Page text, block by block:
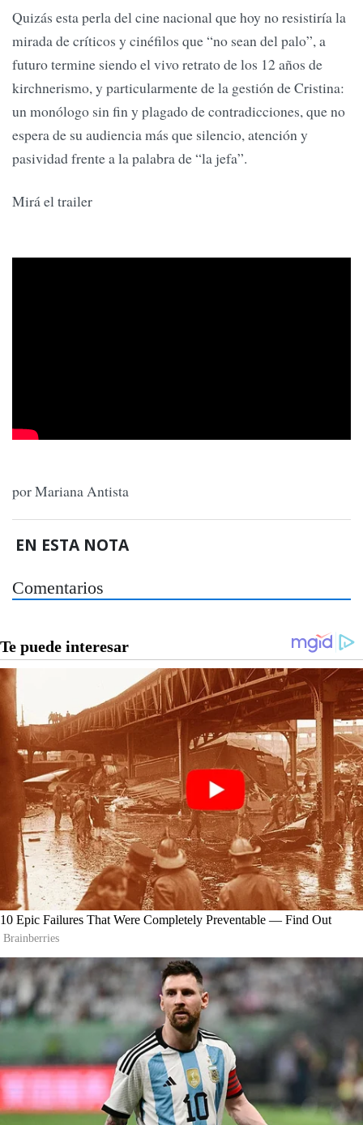
Quizás esta perla del cine nacional que hoy no resistiría la
mirada de críticos y cinéfilos que “no sean del palo”, a
futuro termine siendo el vivo retrato de los 12 años de
kirchnerismo, y particularmente de la gestión de Cristina:
un monólogo sin fin y plagado de contradicciones, que no
espera de su audiencia más que silencio, atención y
pasividad frente a la palabra de “la jefa”.
Mirá el trailer
por Mariana Antista
EN ESTA NOTA
Comentarios